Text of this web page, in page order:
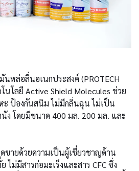
หล่อลื่นอเนกประสงค์ (PROTECH
นโลยี Active Shield Molecules ช่วย
ะ ป้องกันสนิม ไม่มีกลิ่นฉุน ไม่เป็น
ง โดยมีขนาด 400 มล. 200 มล. และ
ขายด้วยความเป็นผู้เชี่ยวชาญด้าน
ม่มีสารก่อมะเร็งและสาร CFC ซึ่ง